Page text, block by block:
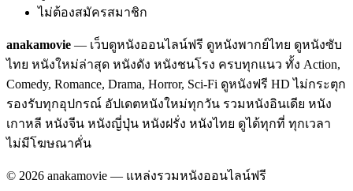
ไม่ต้องสมัครสมาชิก
anakamovie — เว็บดูหนังออนไลน์ฟรี ดูหนังพากย์ไทย ดูหนังซับ
ไทย หนังใหม่ล่าสุด หนังดัง หนังชนโรง ครบทุกแนว ทั้ง Action,
Comedy, Romance, Drama, Horror, Sci-Fi ดูหนังฟรี HD ไม่กระตุก
รองรับทุกอุปกรณ์ อัปเดตหนังใหม่ทุกวัน รวมหนังอินเดีย หนัง
เกาหลี หนังจีน หนังญี่ปุ่น หนังฝรั่ง หนังไทย ดูได้ทุกที่ ทุกเวลา
ไม่มีโฆษณาคั่น
© 2026 anakamovie — แหล่งรวมหนังออนไลน์ฟรี